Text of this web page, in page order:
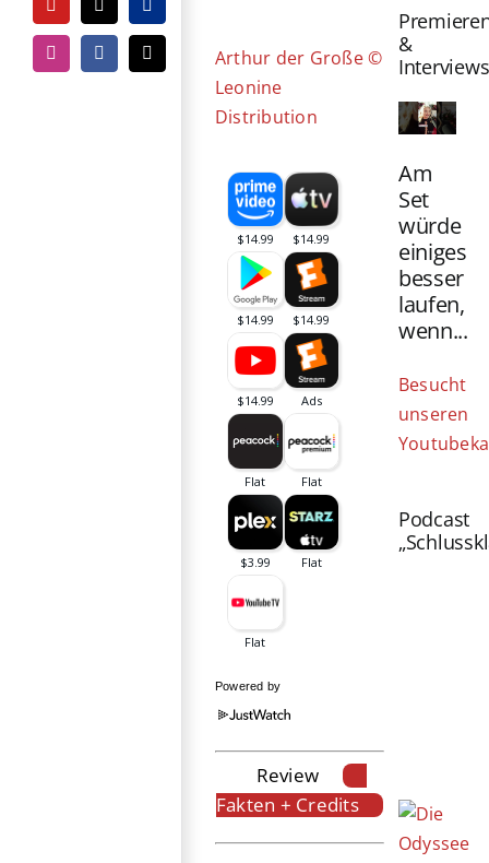
YouTubeTiktokPayPal
InstagramFacebook
E-
Mail
Arthur der Große ©
Leonine
Distribution
Powered by
Review
Fakten + Credits
&
Interviews
Am
Set
würde
einiges
besser
laufen,
wenn...
Besucht
unseren
Podcast